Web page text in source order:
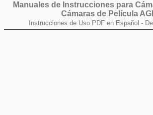
Manuales de Instrucciones para
Cámaras de Película
Instrucciones de Uso PDF en Español -